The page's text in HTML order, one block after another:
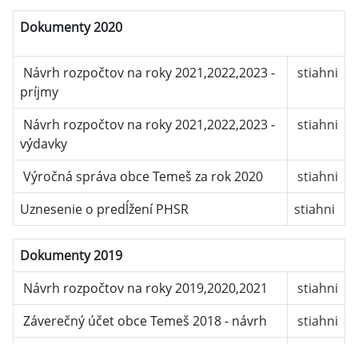
Dokumenty 2020
Návrh rozpočtov na roky 2021,2022,2023 -
príjmy
stiahni
Návrh rozpočtov na roky 2021,2022,2023 -
výdavky
stiahni
Výročná správa obce Temeš za rok 2020
stiahni
Uznesenie o predĺžení PHSR
stiahni
Dokumenty 2019
Návrh rozpočtov na roky 2019,2020,2021
stiahni
Záverečný účet obce Temeš 2018 - návrh
stiahni